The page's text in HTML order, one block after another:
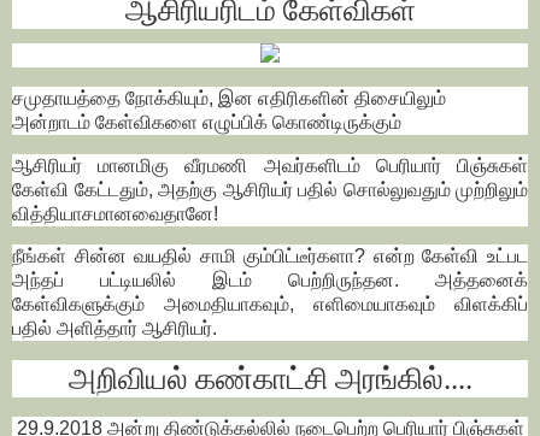
ஆசிரியரிடம் கேள்விகள்
சமுதாயத்தை நோக்கியும், இன எதிரிகளின் திசையிலும்
அன்றாடம் கேள்விகளை எழுப்பிக் கொண்டிருக்கும்
ஆசிரியர் மானமிகு வீரமணி அவர்களிடம் பெரியார் பிஞ்சுகள்
கேள்வி கேட்டதும், அதற்கு ஆசிரியர் பதில் சொல்லுவதும் முற்றிலும்
வித்தியாசமானவைதானே!
நீங்கள் சின்ன வயதில் சாமி கும்பிட்டீர்களா? என்ற கேள்வி உட்பட
அந்தப் பட்டியலில் இடம் பெற்றிருந்தன. அத்தனைக்
கேள்விகளுக்கும் அமைதியாகவும், எளிமையாகவும் விளக்கிப்
பதில் அளித்தார் ஆசிரியர்.
அறிவியல் கண்காட்சி அரங்கில்....
29.9.2018 அன்று திண்டுக்கல்லில் நடைபெற்ற பெரியார் பிஞ்சுகள்